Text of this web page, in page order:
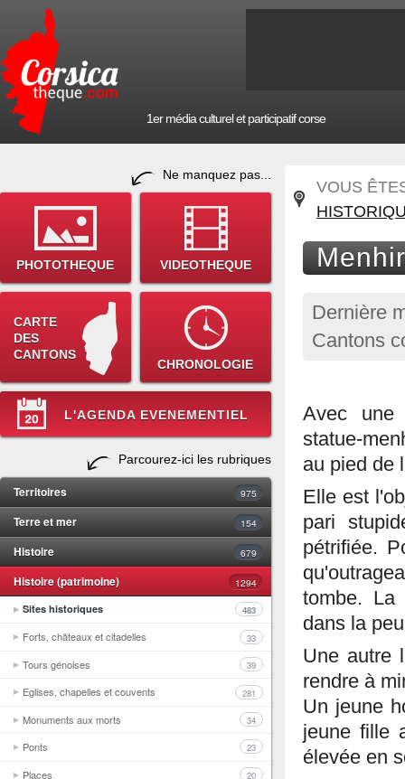
1er média culturel et participatif corse
Ne manquez pas...
PHOTOTHEQUE VIDEOTHEQUE
CARTE
DES
CANTONS
CHRONOLOGIE
L'AGENDA EVENEMENTIEL
Parcourez-ici les rubriques
Territoires 975
Terre et mer 154
Histoire 679
Histoire (patrimoine)
1294
Sites historiques
483
Forts, châteaux et citadelles 33
Tours génoises 39
Eglises, chapelles et couvents 281
Monuments aux morts 34
Ponts 23
Places 20
VOUS
Dernière
Cantons
Avec une
statue-
au pied de
Elle est
pari
pétrifiée.
tombe. La
dans la
Une autre
rendre à
Un jeune
jeune fille
élevée en